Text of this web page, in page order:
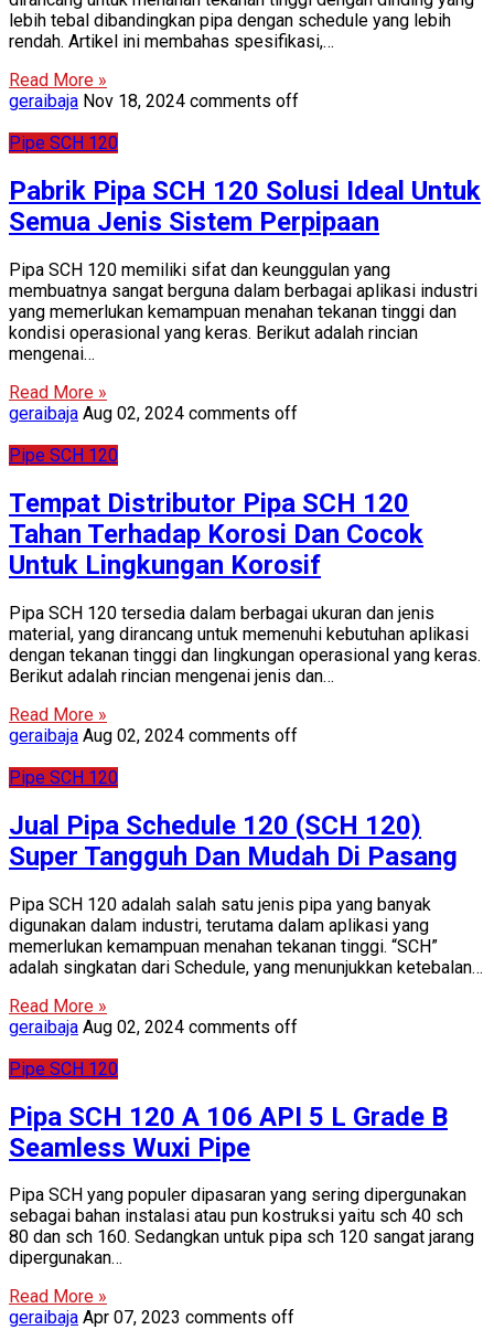
lebih tebal dibandingkan pipa dengan schedule yang lebih
rendah. Artikel ini membahas spesifikasi,…
Read More »
geraibaja Nov 18, 2024 comments off
Pipe SCH 120
Pabrik Pipa SCH 120 Solusi Ideal Untuk
Semua Jenis Sistem Perpipaan
Pipa SCH 120 memiliki sifat dan keunggulan yang
membuatnya sangat berguna dalam berbagai aplikasi industri
yang memerlukan kemampuan menahan tekanan tinggi dan
kondisi operasional yang keras. Berikut adalah rincian
mengenai…
Read More »
geraibaja Aug 02, 2024 comments off
Pipe SCH 120
Tempat Distributor Pipa SCH 120
Tahan Terhadap Korosi Dan Cocok
Untuk Lingkungan Korosif
Pipa SCH 120 tersedia dalam berbagai ukuran dan jenis
material, yang dirancang untuk memenuhi kebutuhan aplikasi
dengan tekanan tinggi dan lingkungan operasional yang keras.
Berikut adalah rincian mengenai jenis dan…
Read More »
geraibaja Aug 02, 2024 comments off
Pipe SCH 120
Jual Pipa Schedule 120 (SCH 120)
Super Tangguh Dan Mudah Di Pasang
Pipa SCH 120 adalah salah satu jenis pipa yang banyak
digunakan dalam industri, terutama dalam aplikasi yang
memerlukan kemampuan menahan tekanan tinggi. “SCH”
adalah singkatan dari Schedule, yang menunjukkan ketebalan…
Read More »
geraibaja Aug 02, 2024 comments off
Pipe SCH 120
Pipa SCH 120 A 106 API 5 L Grade B
Seamless Wuxi Pipe
Pipa SCH yang populer dipasaran yang sering dipergunakan
sebagai bahan instalasi atau pun kostruksi yaitu sch 40 sch
80 dan sch 160. Sedangkan untuk pipa sch 120 sangat jarang
dipergunakan…
Read More »
geraibaja Apr 07, 2023 comments off